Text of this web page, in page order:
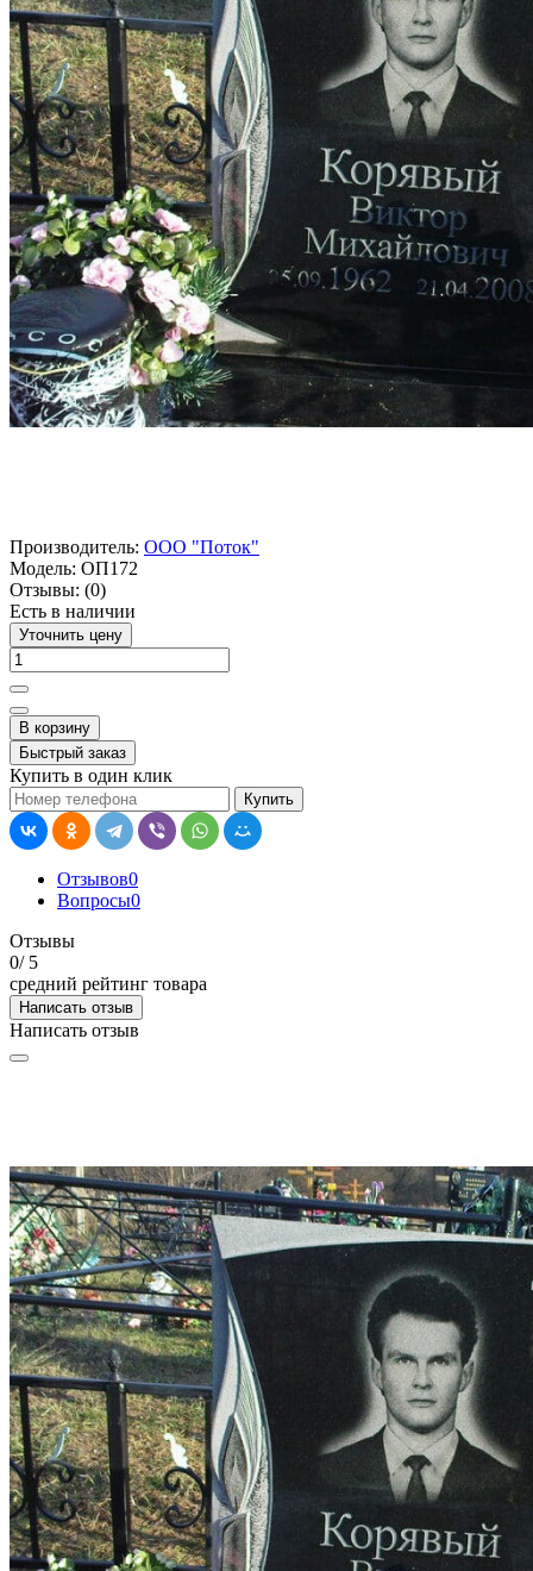
Производитель: ООО "Поток"
Модель: ОП172
Отзывы: (0)
Есть в наличии
Уточнить цену
В корзину
Быстрый заказ
Купить в один клик
Купить
Отзывов0
Вопросы0
Отзывы
0/ 5
средний рейтинг товара
Написать отзыв
Написать отзыв